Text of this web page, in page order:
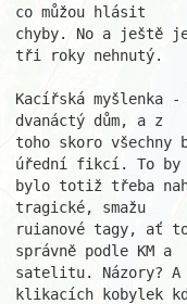
co můžou hlásit
chyby. No a ještě
tři roky nehnutý.
Kacířská myšlenka
dvanáctý dům, a z
toho skoro všechny
úřední fikcí. To by
bylo totiž třeba
tragické, smažu
ruianové tagy, ať
správně podle KM a
satelitu. Názory? A
klikacích kobylek